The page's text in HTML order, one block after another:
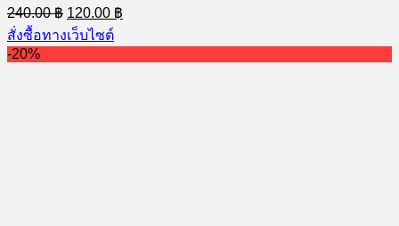
240.00฿ Original
price
was:
240.00 ฿.
120.00 ฿
price
120.00 ฿.
สั่งซื้อทางเว็บไซต์
-20%